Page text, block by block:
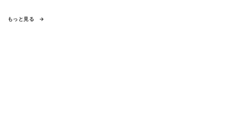
もっと見る